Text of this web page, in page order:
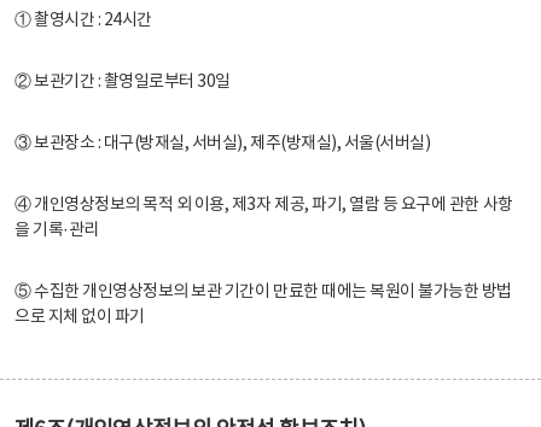
① 촬영시간 : 24시간
② 보관기간 : 촬영일로부터 30일
③ 보관장소 : 대구(방재실, 서버실), 제주(방재실), 서울(서버실)
④ 개인영상정보의 목적 외 이용, 제3자 제공, 파기, 열람 등 요구에 관한 사항
을 기록·관리
⑤ 수집한 개인영상정보의 보관 기간이 만료한 때에는 복원이 불가능한 방법
으로 지체 없이 파기